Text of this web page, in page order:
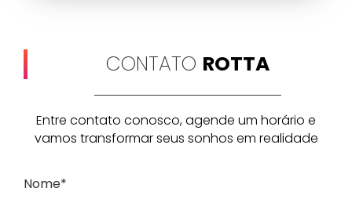
CONTATO ROTTA
Entre contato conosco, agende um horário e
vamos transformar seus sonhos em realidade
Nome*